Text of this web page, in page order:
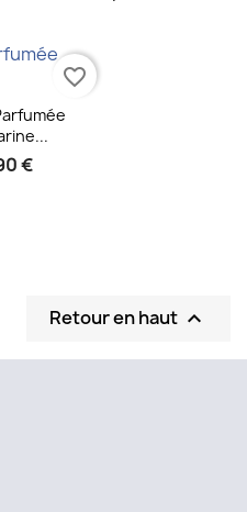
rapide
€
favorite_border
Retour en haut 